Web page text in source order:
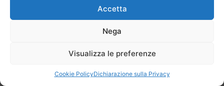
Accetta
Nega
Visualizza le preferenze
Cookie PolicyDichiarazione sulla Privacy
Registrati Contatti
SPECIALE LAST MINUTE - SH WEB